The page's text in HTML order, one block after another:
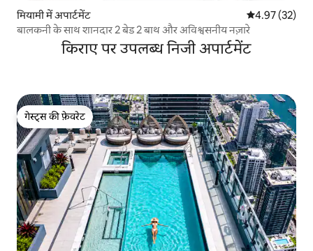
मियामी में अपार्टमेंट औसत रेटिंग 5 में
4.97 (32)
बालकनी के साथ शानदार 2 बेड 2 बाथ और अविश्वसनीय नज़ारे
किराए पर उपलब्ध निजी अपार्टमेंट
गेस्ट्स की फ़ेवरेट
गेस्ट्स की फ़ेवरेट